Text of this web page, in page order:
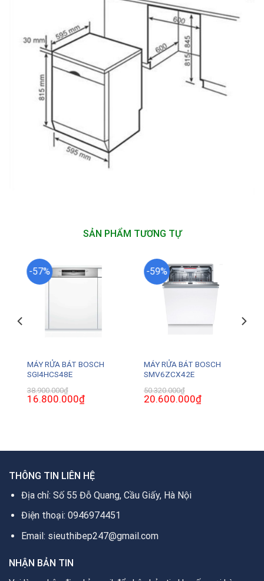
SẢN PHẨM TƯƠNG TỰ
-57%
MÁY RỬA BÁT BOSCH
SGI4HCS48E
38.900.000₫
Giá
gốc
16.800.000₫Giá
hiện
-59%
MÁY RỬA BÁT BOSCH
SMV6ZCX42E
50.320.000₫
Giá
gốc
20.600.000₫Giá
hiện
THÔNG TIN LIÊN HỆ
Địa chỉ: Số 55 Đỗ Quang, Cầu Giấy, Hà Nội
Điện thoại: 0946974451
Email: sieuthibep247@gmail.com
NHẬN BẢN TIN